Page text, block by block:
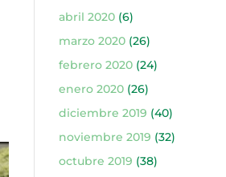
abril 2020(6)
marzo 2020(26)
febrero 2020(24)
enero 2020(26)
diciembre 2019 (40)
noviembre 2019 (32)
octubre 2019 (38)